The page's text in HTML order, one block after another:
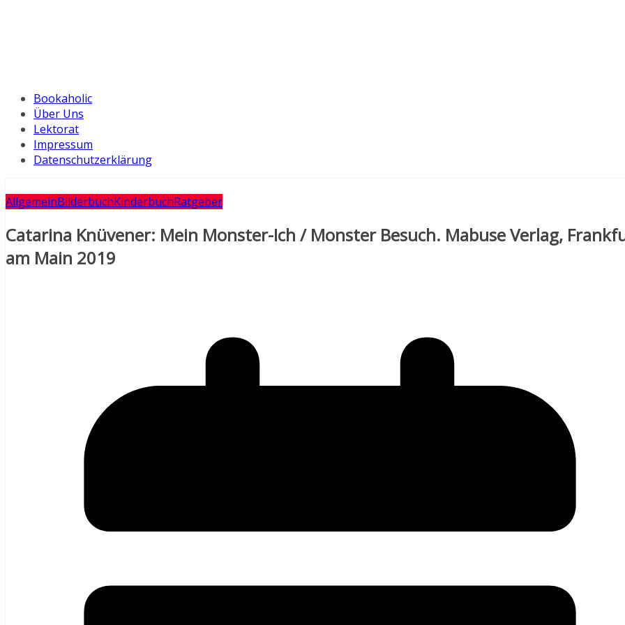
Bookaholic
Über Uns
Lektorat
Impressum
Datenschutzerklärung
AllgemeinBilderbuchKinderbuchRatgeber
Catarina Knüvener: Mein Monster-Ich / Monster Besuch. Mabuse Verlag,
am Main 2019